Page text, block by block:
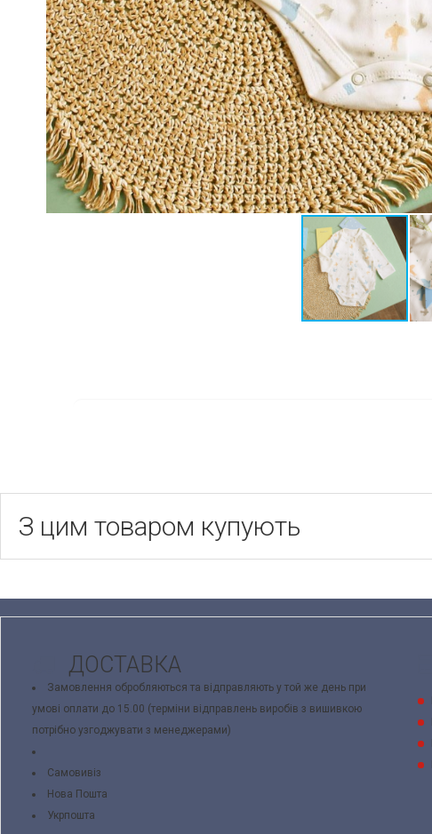
З цим товаром купують
ДОСТАВКА
Замовлення обробляються та відправляють у той же день при
умові оплати до 15.00 (терміни відправлень виробів з вишивкою
потрібно узгоджувати з менеджерами)
Самовивіз
Нова Пошта
Укрпошта